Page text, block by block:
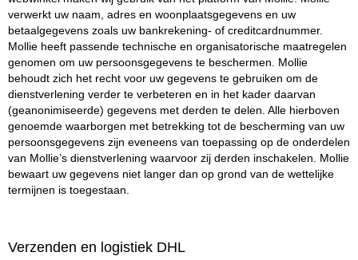
verwerkt uw naam, adres en woonplaatsgegevens en uw
betaalgegevens zoals uw bankrekening- of creditcardnummer.
Mollie heeft passende technische en organisatorische maatregelen
genomen om uw persoonsgegevens te beschermen. Mollie
behoudt zich het recht voor uw gegevens te gebruiken om de
dienstverlening verder te verbeteren en in het kader daarvan
(geanonimiseerde) gegevens met derden te delen. Alle hierboven
genoemde waarborgen met betrekking tot de bescherming van uw
persoonsgegevens zijn eveneens van toepassing op de onderdelen
van Mollie’s dienstverlening waarvoor zij derden inschakelen. Mollie
bewaart uw gegevens niet langer dan op grond van de wettelijke
termijnen is toegestaan.
Verzenden en logistiek DHL